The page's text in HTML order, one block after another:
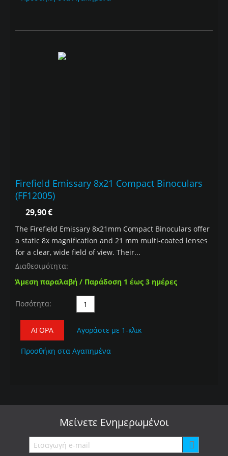
Firefield Emissary 8x21 Compact Binoculars
(FF12005)
29,90€
The Firefield Emissary 8x21mm Compact Binoculars offer
a static 8x magnification and 21 mm multi-coated lenses
for a clear, wide field of view. Their...
Διαθεσιμότητα:
Άμεση παραλαβή / Παράδοση 1 έως 3 ημέρες
Ποσότητα:
ΑΓΟΡΆ Αγοράστε με 1-κλικ
Προσθήκη στα Αγαπημένα
Μείνετε Ενημερωμένοι